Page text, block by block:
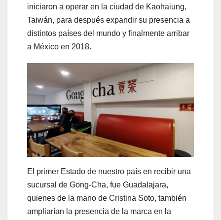
iniciaron a operar en la ciudad de Kaohaiung,
Taiwán, para después expandir su presencia a
distintos países del mundo y finalmente arribar
a México en 2018.
El primer Estado de nuestro país en recibir una
sucursal de Gong-Cha, fue Guadalajara,
quienes de la mano de Cristina Soto, también
ampliarían la presencia de la marca en la